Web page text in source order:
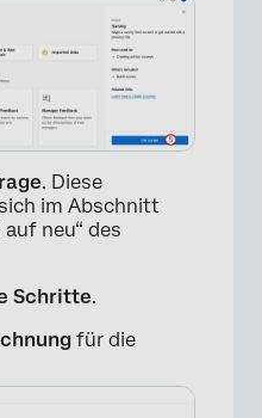
. Diese
im Abschnitt
auf neu“ des
Schritte.
für die